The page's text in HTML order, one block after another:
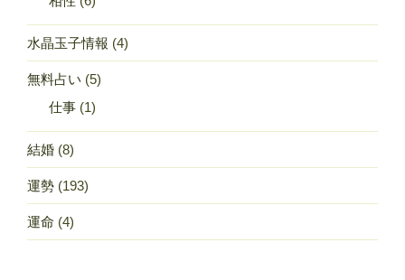
水晶玉子情報 (4)
無料占い (5)
仕事 (1)
結婚 (8)
運勢 (193)
運命 (4)